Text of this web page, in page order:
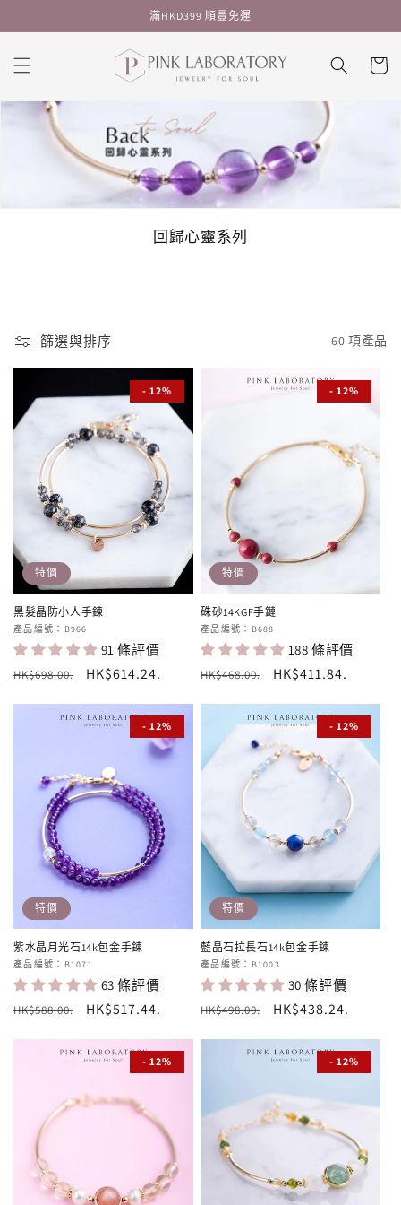
滿HKD399 順豐免運
物
商
回歸心靈系列
篩選與排序 60 項產品
特價
- 12%
黑髮晶防小人手鍊
廠
商：
產品編號：B966
91 條評價
定
HK$698.00.
售
HK$614.24.
特價
- 12%
硃砂14KGF手鏈
廠
商：
產品編號：B688
188 條評價
定
HK$468.00.
售
HK$411.84.
特價
- 12%
紫水晶月光石14k包金手鍊
廠
商：
產品編號：B1071
63 條評價
定
HK$588.00.
售
HK$517.44.
特價
- 12%
藍晶石拉長石14k包金手鍊
廠
商：
產品編號：B1003
30 條評價
定
HK$498.00.
售
HK$438.24.
- 12% - 12%